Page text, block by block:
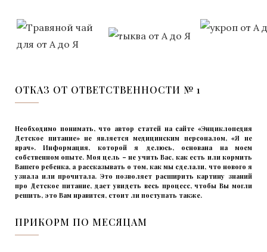
ОТКАЗ ОТ ОТВЕТСТВЕННОСТИ № 1
Необходимо понимать, что автор статей на сайте «Энциклопедия
Детское питание» не является медицинским персоналом, «Я не
врач». Информация, которой я делюсь, основана на моем
собственном опыте. Моя цель – не учить Вас, как есть или кормить
Вашего ребенка, а рассказывать о том, как мы сделали, что нового я
узнала или прочитала. Это позволяет расширить картину знаний
про Детское питание, дает увидеть весь процесс, чтобы Вы могли
решить, это Вам нравится, стоит ли поступать также.
ПРИКОРМ ПО МЕСЯЦАМ